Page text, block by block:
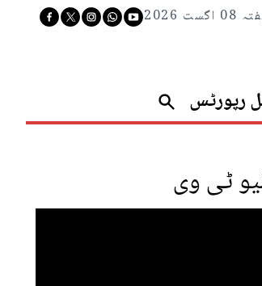
اگست 2026
رپورٹس
ٹی وی